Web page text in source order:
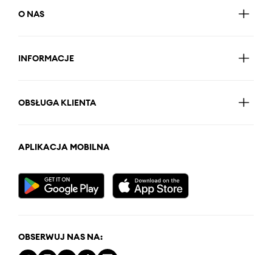
O NAS
INFORMACJE
OBSŁUGA KLIENTA
APLIKACJA MOBILNA
OBSERWUJ NAS NA: